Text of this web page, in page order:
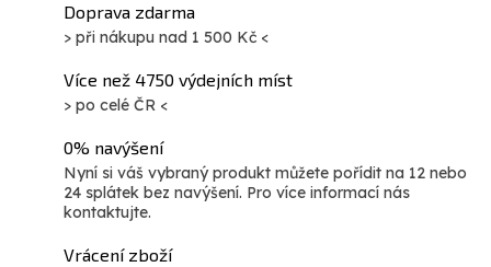
Doprava zdarma
> při nákupu nad 1 500 Kč <
Více než 4750 výdejních míst
> po celé ČR <
0% navýšení
Nyní si váš vybraný produkt můžete pořídit na 12 nebo
24 splátek bez navýšení. Pro více informací nás
kontaktujte.
Vrácení zboží